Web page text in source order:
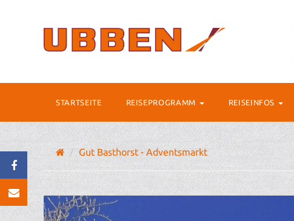
STARTSEITE REISEPROGRAMM REISEINFOS
Gut Basthorst - Adventsmarkt